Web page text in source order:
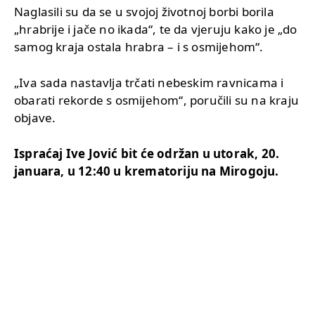
Naglasili su da se u svojoj životnoj borbi borila
„hrabrije i jače no ikada“, te da vjeruju kako je „do
samog kraja ostala hrabra – i s osmijehom“.
„Iva sada nastavlja trčati nebeskim ravnicama i
obarati rekorde s osmijehom“, poručili su na kraju
objave.
Ispraćaj Ive Jović bit će održan u utorak, 20.
januara, u 12:40 u krematoriju na Mirogoju.